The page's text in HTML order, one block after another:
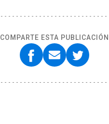
COMPARTE ESTA PUBLICACIÓN